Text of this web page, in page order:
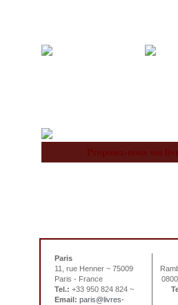
Paris
11, rue Henner ~ 75009
Paris - France
Tel.: +33 950 824 824 ~
Email: paris@livres-